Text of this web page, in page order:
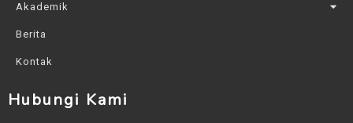
Akademik
Berita
Kontak
Hubungi Kami